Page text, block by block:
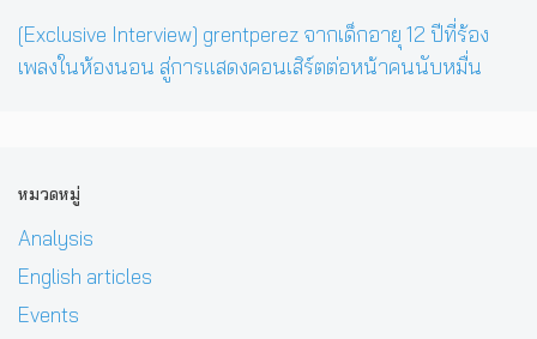
[Exclusive Interview] grentperez จากเด็กอายุ 12 ปีที่ร้อง
เพลงในห้องนอน สู่การแสดงคอนเสิร์ตต่อหน้าคนนับหมื่น
หมวดหมู่
Analysis
English articles
Events